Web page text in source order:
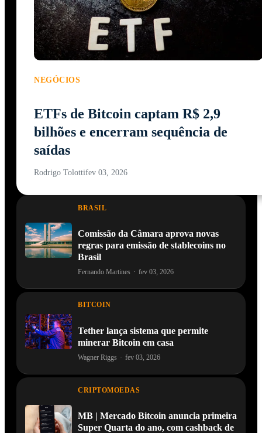
NEGÓCIOS
ETFs de Bitcoin captam R$ 2,9
bilhões e encerram sequência de
saídas
Rodrigo Tolottifev 03, 2026
BRASIL
Comissão da Câmara aprova novas
regras para emissão de stablecoins no
Brasil
Fernando Martines · fev 03, 2026
BITCOIN
Tether lança sistema que permite
minerar Bitcoin em casa
Wagner Riggs · fev 03, 2026
CRIPTOMOEDAS
MB | Mercado Bitcoin anuncia primeira
Super Quarta do ano, com cashback de